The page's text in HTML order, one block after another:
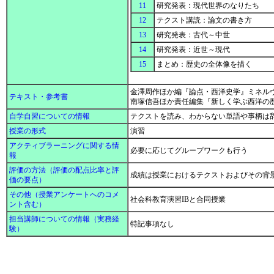
11
研究発表：現代世界のなりたち
12
テクスト講読：論文の書き方
13
研究発表：古代～中世
14
研究発表：近世～現代
15
まとめ：歴史の全体像を描く
テキスト・参考書
金澤周作ほか編『論点・西洋史学』ミネル
南塚信吾ほか責任編集『新しく学ぶ西洋の
自学自習についての情報
テクストを読み、わからない単語や事柄
授業の形式
演習
アクティブラーニングに関する情
報
必要に応じてグループワークも行う
評価の方法（評価の配点比率と評
価の要点）
成績は授業におけるテクストおよびその
その他（授業アンケートへのコメ
ント含む）
社会科教育演習IBと合同授業
担当講師についての情報（実務経
験）
特記事項なし